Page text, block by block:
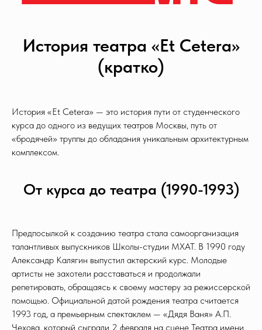
История театра «Et Cetera»
(кратко)
История «Et Cetera» — это история пути от студенческого
курса до одного из ведущих театров Москвы, путь от
«бродячей» труппы до обладания уникальным архитектурным
комплексом.
От курса до театра (1990-1993)
Предпосылкой к созданию театра стала самоорганизация
талантливых выпускников Школы-студии МХАТ. В 1990 году
Александр Калягин выпустил актерский курс. Молодые
артисты не захотели расставаться и продолжали
репетировать, обращаясь к своему мастеру за режиссерской
помощью. Официальной датой рождения театра считается
1993 год, а премьерным спектаклем — «Дядя Ваня» А.П.
Чехова, который сыграли 2 февраля на сцене Театра имени